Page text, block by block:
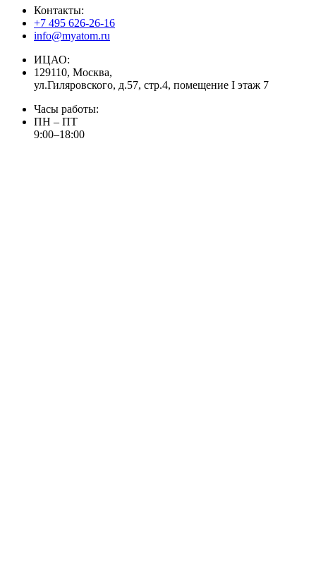
Контакты:
+7 495 626-26-16
info@myatom.ru
ИЦАО:
129110, Москва,
ул.Гиляровского, д.57, стр.4, помещение I этаж 7
Часы работы:
ПН – ПТ
9:00–18:00